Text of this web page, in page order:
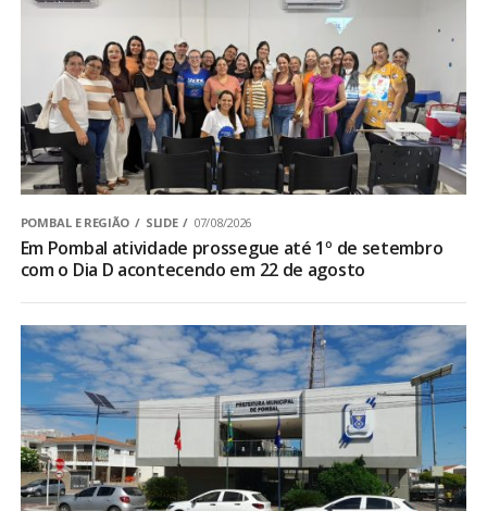
POMBAL E REGIÃO SLIDE 07/08/2026
Em Pombal atividade prossegue até 1º de setembro
com o Dia D acontecendo em 22 de agosto